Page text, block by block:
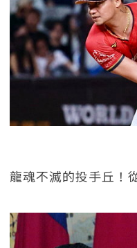
龍魂不滅的投手丘！